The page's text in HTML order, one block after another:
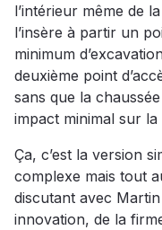
l’intérieur même de
l’insère à partir un
minimum
deuxième point
sans que la
impact minimal sur
Ça, c’est la version
complexe mais tout
discutant avec
innovation, de la